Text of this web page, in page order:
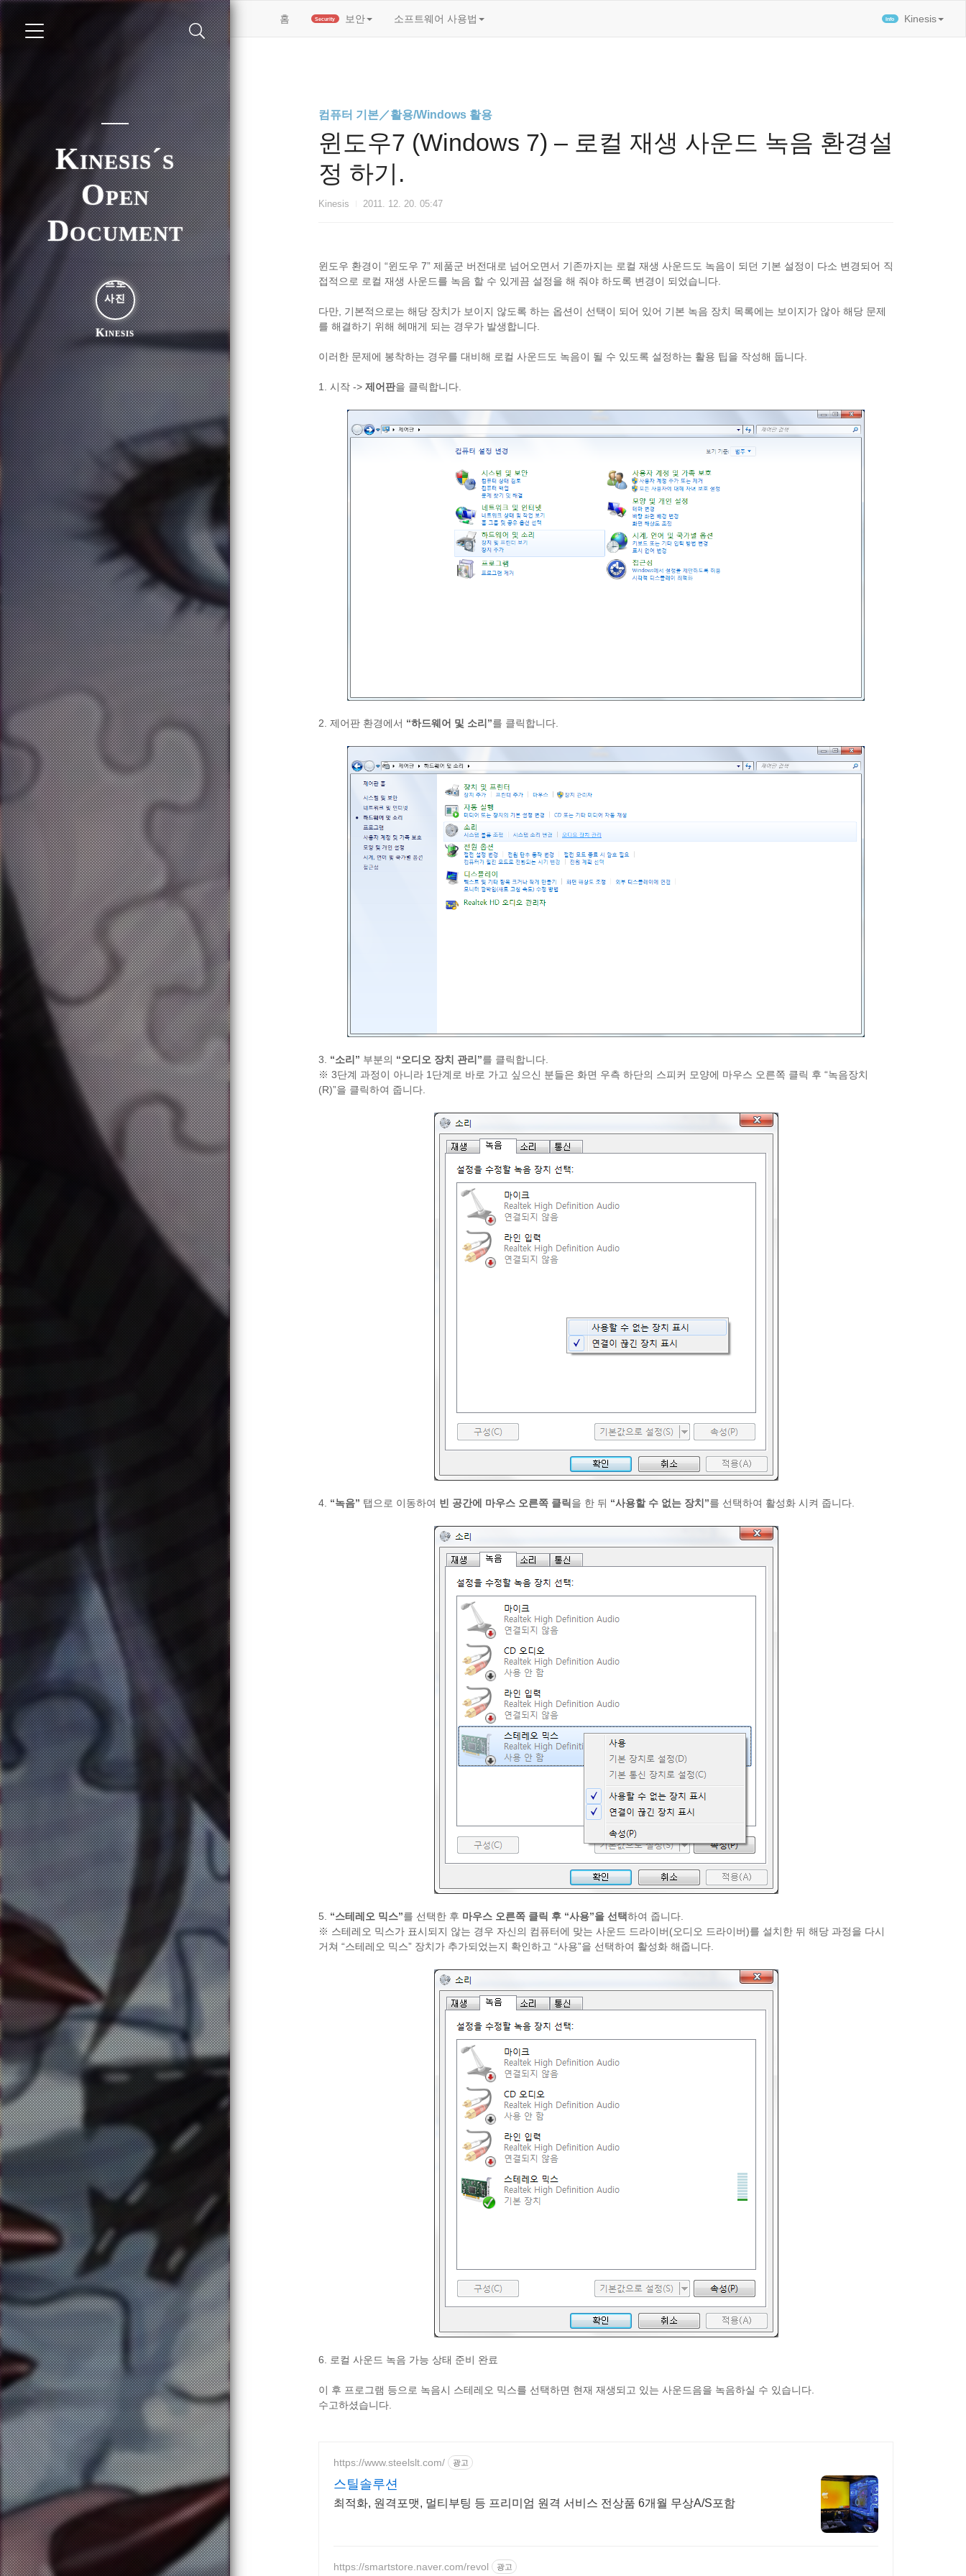
홈(current) Security
보안 소프트웨어 사용법 Kinesis
Kinesis´s
Open
Document
Kinesis
컴퓨터 기본／활용/Windows 활용
윈도우7 (Windows 7) – 로컬 재생 사운드 녹음 환경설
정 하기.
Kinesis 2011. 12. 20. 05:47
윈도우 환경이 “윈도우 7” 제품군 버전대로 넘어오면서 기존까지는 로컬 재생 사운드도 녹음이 되던 기본 설정이 다소 변경되어 직
접적으로 로컬 재생 사운드를 녹음 할 수 있게끔 설정을 해 줘야 하도록 변경이 되었습니다.
다만, 기본적으로는 해당 장치가 보이지 않도록 하는 옵션이 선택이 되어 있어 기본 녹음 장치 목록에는 보이지가 않아 해당 문제
를 해결하기 위해 헤매게 되는 경우가 발생합니다.
이러한 문제에 봉착하는 경우를 대비해 로컬 사운드도 녹음이 될 수 있도록 설정하는 활용 팁을 작성해 둡니다.
1. 시작 ->제어판을 클릭합니다.
2. 제어판 환경에서 “하드웨어 및 소리”를 클릭합니다.
3. “소리” 부분의 “오디오 장치 관리”를 클릭합니다.
※ 3단계 과정이 아니라 1단계로 바로 가고 싶으신 분들은 화면 우측 하단의 스피커 모양에 마우스 오른쪽 클릭 후 “녹음장치
(R)”을 클릭하여 줍니다.
4. “녹음” 탭으로 이동하여 빈 공간에 마우스 오른쪽 클릭 을 한 뒤 “사용할 수 없는 장치”를 선택하여 활성화 시켜 줍니다.
5. “스테레오 믹스”를 선택한 후 마우스 오른쪽 클릭 후 “사용”을 선택하여 줍니다.
※ 스테레오 믹스가 표시되지 않는 경우 자신의 컴퓨터에 맞는 사운드 드라이버(오디오 드라이버)를 설치한 뒤 해당 과정을 다시
거쳐 “스테레오 믹스” 장치가 추가되었는지 확인하고 “사용”을 선택하여 활성화 해줍니다.
6. 로컬 사운드 녹음 가능 상태 준비 완료
이 후 프로그램 등으로 녹음시 스테레오 믹스를 선택하면 현재 재생되고 있는 사운드음을 녹음하실 수 있습니다.
수고하셨습니다.
https://www.steelslt.com/ 광고
스틸솔루션
최적화, 원격포맷, 멀티부팅 등 프리미엄 원격 서비스 전상품 6개월 무상A/S포함
https://smartstore.naver.com/revol 광고
티스토리툴바